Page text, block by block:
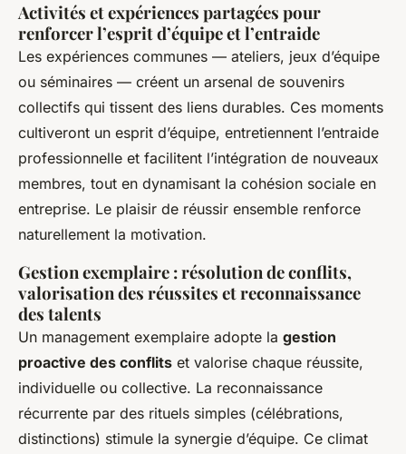
Activités et expériences partagées pour
renforcer l’esprit d’équipe et l’entraide
Les expériences communes — ateliers, jeux d’équipe
ou séminaires — créent un arsenal de souvenirs
collectifs qui tissent des liens durables. Ces moments
cultiveront un esprit d’équipe, entretiennent l’entraide
professionnelle et facilitent l’intégration de nouveaux
membres, tout en dynamisant la cohésion sociale en
entreprise. Le plaisir de réussir ensemble renforce
naturellement la motivation.
Gestion exemplaire : résolution de conflits,
valorisation des réussites et reconnaissance
des talents
Un management exemplaire adopte la gestion
proactive des conflits et valorise chaque réussite,
individuelle ou collective. La reconnaissance
récurrente par des rituels simples (célébrations,
distinctions) stimule la synergie d’équipe. Ce climat